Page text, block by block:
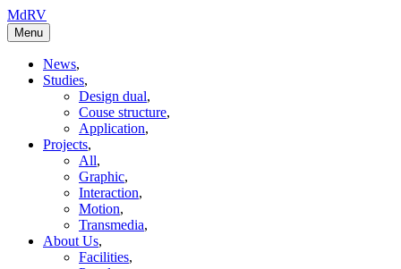
MdRV
Menu
News,
Studies,
Design dual,
Couse structure,
Application,
Projects,
All,
Graphic,
Interaction,
Motion,
Transmedia,
About Us,
Facilities,